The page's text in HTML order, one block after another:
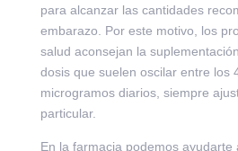
para alcanzar las cantidades
embarazo. Por este motivo, los
salud aconsejan la
dosis que suelen oscilar entre los
microgramos diarios, siempre
particular.
En la farmacia podemos ayudarte